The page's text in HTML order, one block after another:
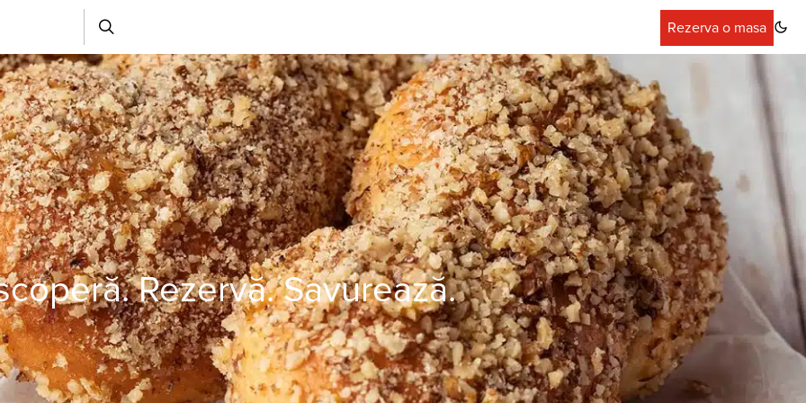
Rezerva o masa
Rezervă. Savurează.